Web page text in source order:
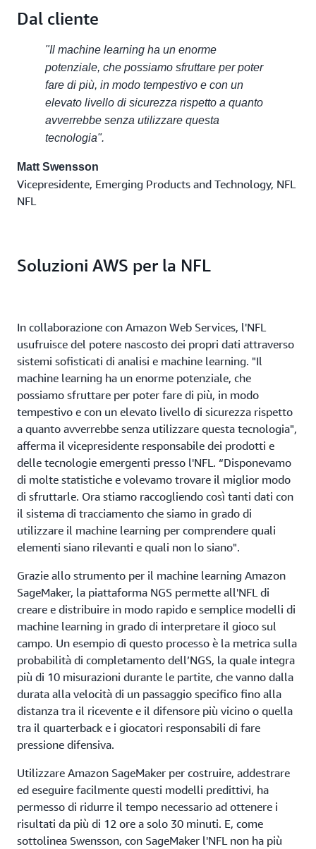
Dal cliente
"Il machine learning ha un enorme
potenziale, che possiamo sfruttare per poter
fare di più, in modo tempestivo e con un
elevato livello di sicurezza rispetto a quanto
avverrebbe senza utilizzare questa
tecnologia".
Matt Swensson
Vicepresidente, Emerging Products and Technology, NFL
NFL
Soluzioni AWS per la NFL
In collaborazione con Amazon Web Services, l'NFL
usufruisce del potere nascosto dei propri dati attraverso
sistemi sofisticati di analisi e machine learning. "Il
machine learning ha un enorme potenziale, che
possiamo sfruttare per poter fare di più, in modo
tempestivo e con un elevato livello di sicurezza rispetto
a quanto avverrebbe senza utilizzare questa tecnologia",
afferma il vicepresidente responsabile dei prodotti e
delle tecnologie emergenti presso l'NFL. “Disponevamo
di molte statistiche e volevamo trovare il miglior modo
di sfruttarle. Ora stiamo raccogliendo così tanti dati con
il sistema di tracciamento che siamo in grado di
utilizzare il machine learning per comprendere quali
elementi siano rilevanti e quali non lo siano".
Grazie allo strumento per il machine learning Amazon
SageMaker, la piattaforma NGS permette all'NFL di
creare e distribuire in modo rapido e semplice modelli di
machine learning in grado di interpretare il gioco sul
campo. Un esempio di questo processo è la metrica sulla
probabilità di completamento dell’NGS, la quale integra
più di 10 misurazioni durante le partite, che vanno dalla
durata alla velocità di un passaggio specifico fino alla
distanza tra il ricevente e il difensore più vicino o quella
tra il quarterback e i giocatori responsabili di fare
pressione difensiva.
Utilizzare Amazon SageMaker per costruire, addestrare
ed eseguire facilmente questi modelli predittivi, ha
permesso di ridurre il tempo necessario ad ottenere i
risultati da più di 12 ore a solo 30 minuti. E, come
sottolinea Swensson, con SageMaker l'NFL non ha più